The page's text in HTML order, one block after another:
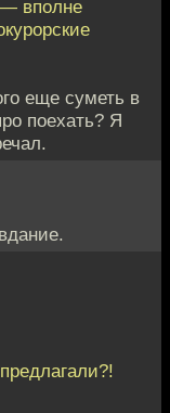
вполне
еще суметь в
поехать? Я